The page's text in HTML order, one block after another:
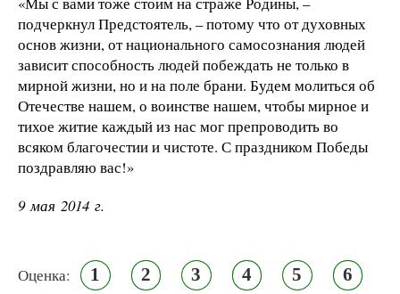
подчеркнул Предстоятель, – потому что от духовных
основ жизни, от национального самосознания людей
зависит способность людей побеждать не только в
мирной жизни, но и на поле брани. Будем молиться об
Отечестве нашем, о воинстве нашем, чтобы мирное и
тихое житие каждый из нас мог препроводить во
всяком благочестии и чистоте. С праздником Победы
поздравляю вас!»
9 мая 2014 г.
Оценка: 1 2 3 4 5 6